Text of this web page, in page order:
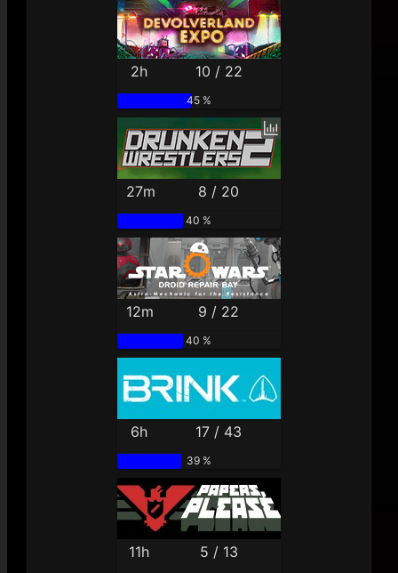
2h 10 / 22
45 %
27m 8 / 20
40 %
12m 9 / 22
40 %
6h 17 / 43
39 %
11h 5 / 13